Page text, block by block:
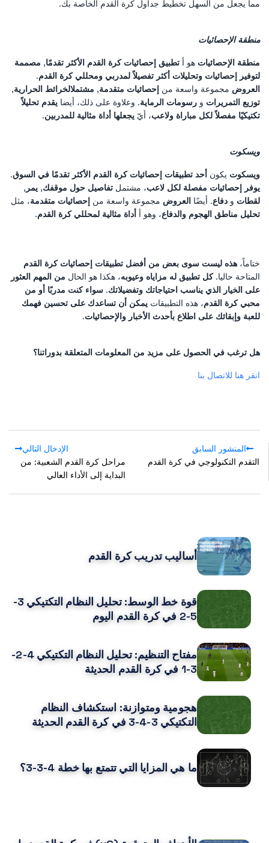
مما يجعل من السهل تخطيط جداول كرة القدم الخاصة بك.
منطقة الإحصائيات
منطقة الإحصائيات هو أ تطبيق إحصائيات كرة القدم الأكثر تقدمًا, مصممة
لتوفير إحصائيات وتحليلات أكثر تفصيلاً لمدربي ومحللي كرة القدم.
العروض مجموعة واسعة من إحصائيات متقدمة, مشتملالخرائط الحرارية,
توزيع التمريرات و رسومات الرماية. وعلاوة على ذلك، أيضا يقدم تحليلاً
تكتيكيًا مفصلاً لكل مباراة ولاعب، أيّ يجعلها أداة مثالية للمدربين.
ويسكوت
ويسكوت يكون أحد تطبيقات إحصائيات كرة القدم الأكثر تقدمًا في السوق.
يوفر إحصائيات مفصلة لكل لاعب، مشتمل تفاصيل حول موقفك, يمر ,
لقطات و دفاع. أيضًا العروض مجموعة واسعة من إحصائيات متقدمة، مثل
تحليل مناطق الهجوم والدفاع، وهو أ أداة مثالية لمحللي كرة القدم.
ختاماً، هذه ليست سوى بعض من أفضل تطبيقات إحصائيات كرة القدم
المتاحة حاليا. كل تطبيق له مزاياه وعيوبه، هكذا هو الحال من المهم العثور
على الخيار الذي يناسب احتياجاتك وتفضيلاتك. سواء كنت مدربًا أو من
محبي كرة القدم، هذه التطبيقات يمكن أن تساعدك على تحسين فهمك
للعبة وإبقائك على اطلاع بأحدث الأخبار والإحصائيات.
هل ترغب في الحصول على مزيد من المعلومات المتعلقة بدوراتنا؟
انقر هنا للاتصال بنا
المنشور السابق
التقدم التكنولوجي في كرة القدم
الإدخال التالي
مراحل كرة القدم الشعبية: من
البداية إلى الأداء العالي
أساليب تدريب كرة القدم
قوة خط الوسط: تحليل النظام التكتيكي 3-
5-2 في كرة القدم اليوم
مفتاح التنظيم: تحليل النظام التكتيكي 4-2-
3-1 في كرة القدم الحديثة
هجومية ومتوازنة: استكشاف النظام
التكتيكي 3-4-3 في كرة القدم الحديثة
ما هي المزايا التي تتمتع بها خطة 4-3-3؟